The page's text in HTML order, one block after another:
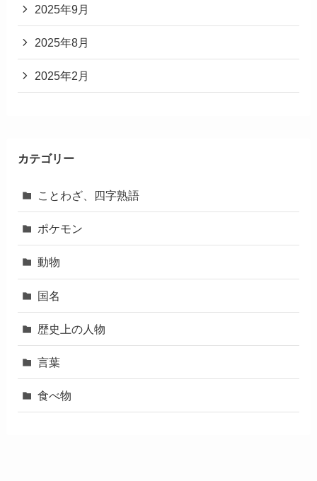
2025年9月
2025年8月
2025年2月
カテゴリー
ことわざ、四字熟語
ポケモン
動物
国名
歴史上の人物
言葉
食べ物